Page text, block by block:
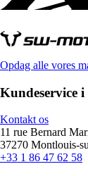
Opdag alle vores
Kundeservice
Kontakt os
11 rue Bernard
37270 Montlouis-
+33 1 86 47 62 58